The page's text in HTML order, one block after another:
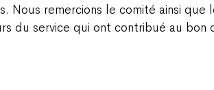
Nous remercions le comité ainsi que
du service qui ont contribué au bon